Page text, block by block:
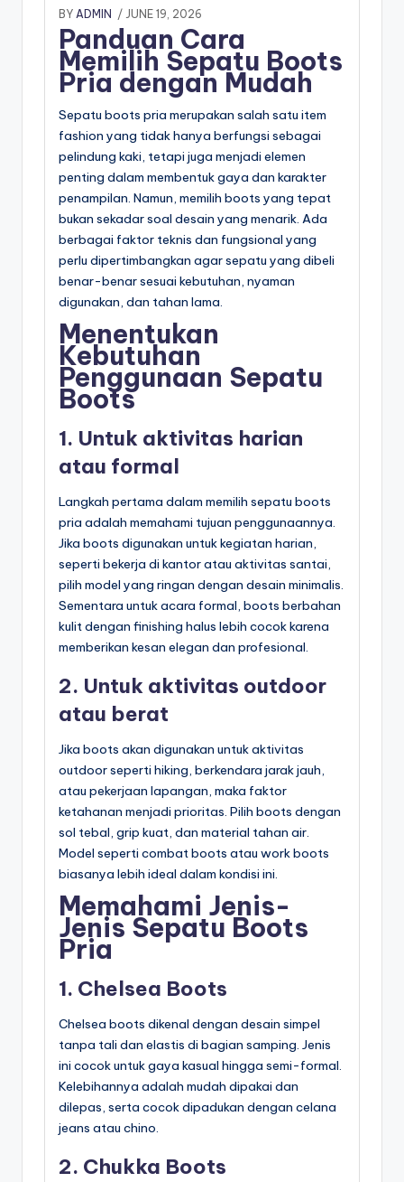
BY ADMIN / JUNE 19, 2026
Panduan Cara
Memilih Sepatu Boots
Pria dengan Mudah
Sepatu boots pria merupakan salah satu item
fashion yang tidak hanya berfungsi sebagai
pelindung kaki, tetapi juga menjadi elemen
penting dalam membentuk gaya dan karakter
penampilan. Namun, memilih boots yang tepat
bukan sekadar soal desain yang menarik. Ada
berbagai faktor teknis dan fungsional yang
perlu dipertimbangkan agar sepatu yang dibeli
benar-benar sesuai kebutuhan, nyaman
digunakan, dan tahan lama.
Menentukan
Kebutuhan
Penggunaan Sepatu
Boots
1. Untuk aktivitas harian
atau formal
Langkah pertama dalam memilih sepatu boots
pria adalah memahami tujuan penggunaannya.
Jika boots digunakan untuk kegiatan harian,
seperti bekerja di kantor atau aktivitas santai,
pilih model yang ringan dengan desain minimalis.
Sementara untuk acara formal, boots berbahan
kulit dengan finishing halus lebih cocok karena
memberikan kesan elegan dan profesional.
2. Untuk aktivitas outdoor
atau berat
Jika boots akan digunakan untuk aktivitas
outdoor seperti hiking, berkendara jarak jauh,
atau pekerjaan lapangan, maka faktor
ketahanan menjadi prioritas. Pilih boots dengan
sol tebal, grip kuat, dan material tahan air.
Model seperti combat boots atau work boots
biasanya lebih ideal dalam kondisi ini.
Memahami Jenis-
Jenis Sepatu Boots
Pria
1. Chelsea Boots
Chelsea boots dikenal dengan desain simpel
tanpa tali dan elastis di bagian samping. Jenis
ini cocok untuk gaya kasual hingga semi-formal.
Kelebihannya adalah mudah dipakai dan
dilepas, serta cocok dipadukan dengan celana
jeans atau chino.
2. Chukka Boots